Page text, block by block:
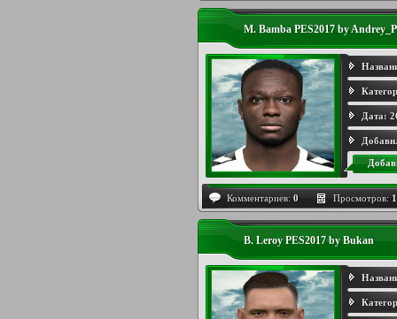
M. Bamba PES2017 by
Дата:
Комментариев: 0 Просмотров:
B. Leroy PES2017 by Bukan